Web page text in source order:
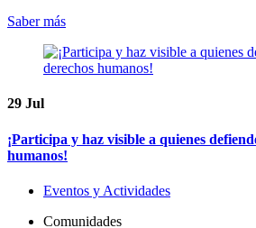
Saber más
29 Jul
¡Participa y haz visible a quienes
humanos!
Eventos y Actividades
Comunidades